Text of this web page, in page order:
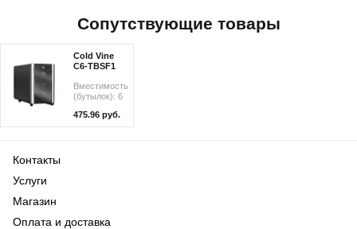
Сопутствующие товары
Cold Vine
C6-TBSF1
Вместимость
(бутылок): 6
475.96 руб.
Контакты
Услуги
Магазин
Оплата и доставка